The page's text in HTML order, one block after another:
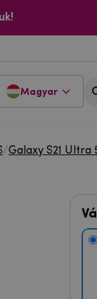
Magyar
/Galaxy S21 Ultra